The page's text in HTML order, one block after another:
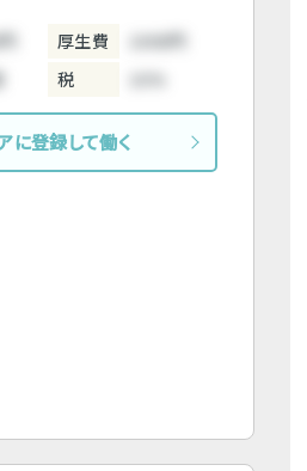
厚生費
1000円
税
に登録して働く